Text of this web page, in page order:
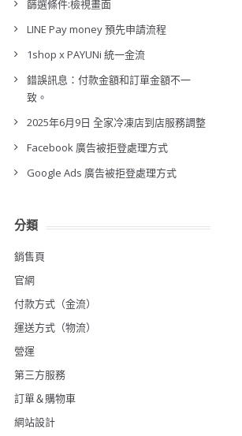
篩選條件:檢視畫面
LINE Pay money 預先申請流程
1shop x PAYUNi 統一金流
錯誤訊息：付款金額和訂單金額不一
致。
2025年6月9日 全家冷凍店到店服務調整
Facebook 廣告被拒登處理方式
Google Ads 廣告被拒登處理方式
分類
銷售頁
官網
付款方式（金流）
運送方式（物流）
營運
第三方服務
訂單＆購物車
網站設計